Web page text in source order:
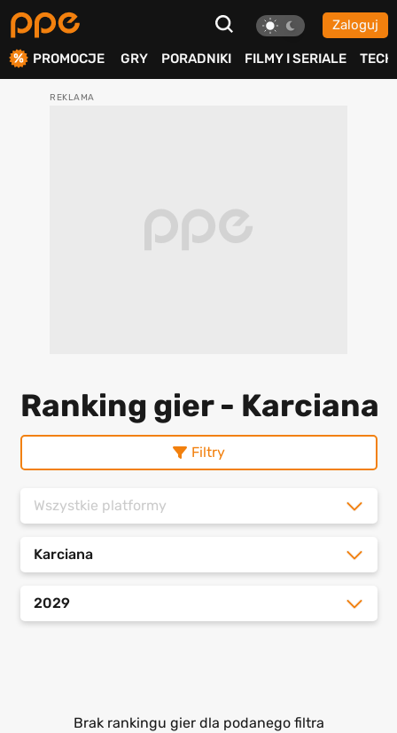
Zaloguj
PROMOCJE GRY PORADNIKI FILMY I SERIALE TECH
Ranking gier - Karciana
Filtry
Wszystkie platformy
Karciana
2029
Brak rankingu gier dla podanego filtra